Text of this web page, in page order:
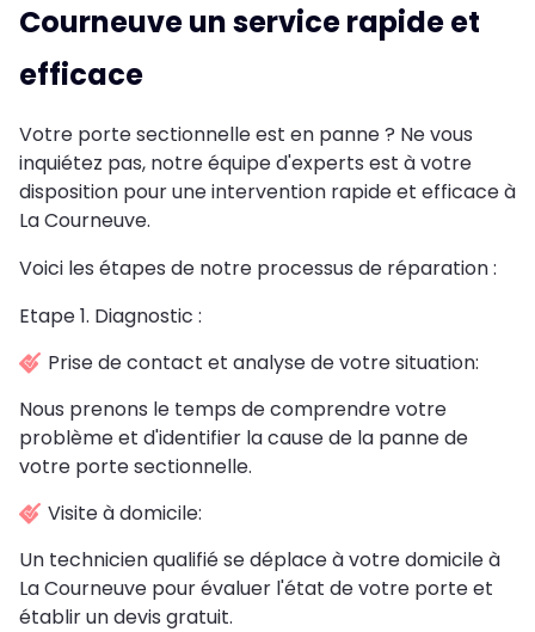
Courneuve un service rapide et
efficace
Votre porte sectionnelle est en panne ? Ne vous
inquiétez pas, notre équipe d'experts est à votre
disposition pour une intervention rapide et efficace à
La Courneuve.
Voici les étapes de notre processus de réparation :
Etape 1. Diagnostic :
Prise de contact et analyse de votre situation:
Nous prenons le temps de comprendre votre
problème et d'identifier la cause de la panne de
votre porte sectionnelle.
Visite à domicile:
Un technicien qualifié se déplace à votre domicile à
La Courneuve pour évaluer l'état de votre porte et
établir un devis gratuit.